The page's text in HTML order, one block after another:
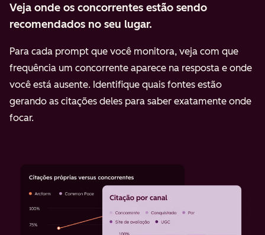
Veja onde os concorrentes estão sendo
recomendados no seu lugar.
Para cada prompt que você monitora, veja com que
frequência um concorrente aparece na resposta e onde
você está ausente. Identifique quais fontes estão
gerando as citações deles para saber exatamente onde
focar.